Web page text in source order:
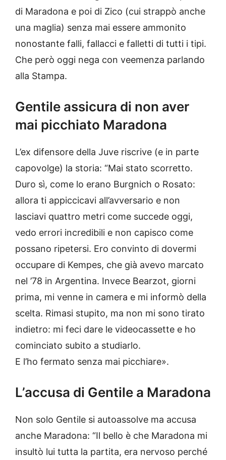
di Maradona e poi di Zico (cui strappò anche
una maglia) senza mai essere ammonito
nonostante falli, fallacci e falletti di tutti i tipi.
Che però oggi nega con veemenza parlando
alla Stampa.
Gentile assicura di non aver
mai picchiato Maradona
L’ex difensore della Juve riscrive (e in parte
capovolge) la storia: “Mai stato scorretto.
Duro sì, come lo erano Burgnich o Rosato:
allora ti appiccicavi all’avversario e non
lasciavi quattro metri come succede oggi,
vedo errori incredibili e non capisco come
possano ripetersi. Ero convinto di dovermi
occupare di Kempes, che già avevo marcato
nel ’78 in Argentina. Invece Bearzot, giorni
prima, mi venne in camera e mi informò della
scelta. Rimasi stupito, ma non mi sono tirato
indietro: mi feci dare le videocassette e ho
cominciato subito a studiarlo.
E l’ho fermato senza mai picchiare».
L’accusa di Gentile a Maradona
Non solo Gentile si autoassolve ma accusa
anche Maradona: “Il bello è che Maradona mi
insultò lui tutta la partita, era nervoso perché